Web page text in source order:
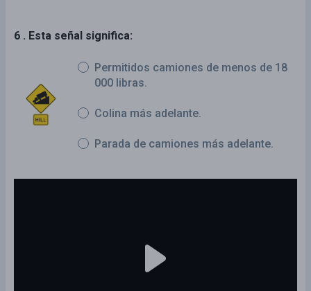
6 . Esta señal significa:
Permitidos camiones de menos de 18
000 libras.
Colina más adelante.
Parada de camiones más adelante.